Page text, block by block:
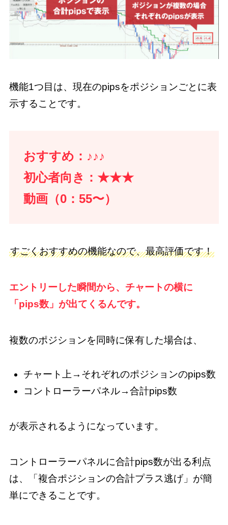
機能1つ目は、現在のpipsをポジションごとに表
示することです。
おすすめ：♪♪♪
初心者向き：★★★
動画（0：55〜）
すごくおすすめの機能なので、最高評価です！
エントリーした瞬間から、チャートの横に
「pips数」が出てくるんです。
複数のポジションを同時に保有した場合は、
チャート上→それぞれのポジションのpips数
コントローラーパネル→合計pips数
が表示されるようになっています。
コントローラーパネルに合計pips数が出る利点
は、「複合ポジションの合計プラス逃げ」が簡
単にできることです。